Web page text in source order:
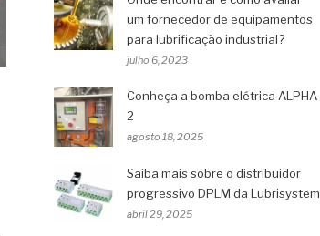
um fornecedor de equipamentos
para lubrificação industrial?
julho 6, 2023
Conheça a bomba elétrica ALPHA
2
agosto 18, 2025
Saiba mais sobre o distribuidor
progressivo DPLM da Lubrisystem
abril 29, 2025